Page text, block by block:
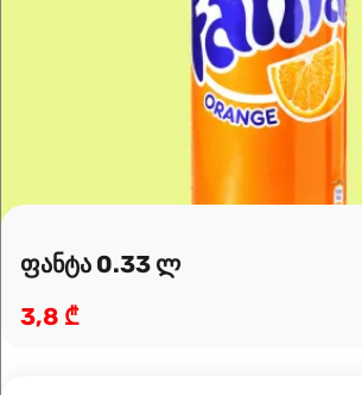
OpenFreeMap OpenMapTiles
მარშრუტის დაგეგმვა
ფანტა 0.33 ლ
3,8 ₾